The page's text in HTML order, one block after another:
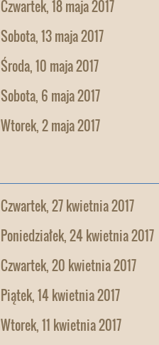
Czwartek, 18 maja 2017
Sobota, 13 maja 2017
Środa, 10 maja 2017
Sobota, 6 maja 2017
Wtorek, 2 maja 2017
Czwartek, 27 kwietnia 2017
Poniedziałek, 24 kwietnia 2017
Czwartek, 20 kwietnia 2017
Piątek, 14 kwietnia 2017
Wtorek, 11 kwietnia 2017